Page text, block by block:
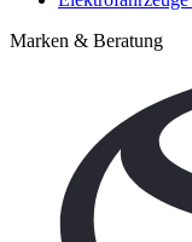
Marken & Beratung